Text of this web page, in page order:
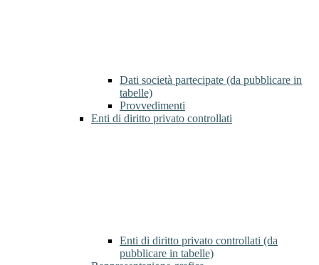
Dati società partecipate (da pubblicare in
tabelle)
Provvedimenti
Enti di diritto privato controllati
Enti di diritto privato controllati (da
pubblicare in tabelle)